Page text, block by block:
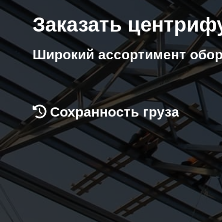
Заказать
Широкий ассортимент
Сохранность груза